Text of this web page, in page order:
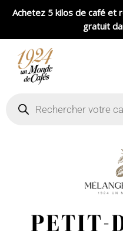
Achetez 5 kilos de café et
gratuit
produits